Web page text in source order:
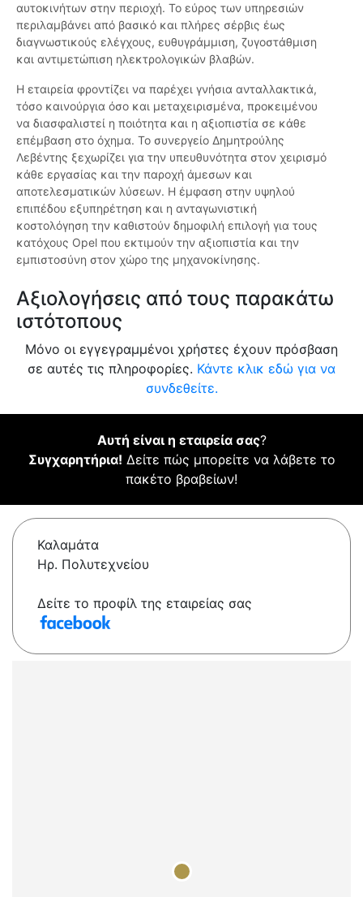
αυτοκινήτων στην περιοχή. Το εύρος των υπηρεσιών
περιλαμβάνει από βασικό και πλήρες σέρβις έως
διαγνωστικούς ελέγχους, ευθυγράμμιση, ζυγοστάθμιση
και αντιμετώπιση ηλεκτρολογικών βλαβών.
Η εταιρεία φροντίζει να παρέχει γνήσια ανταλλακτικά,
τόσο καινούργια όσο και μεταχειρισμένα, προκειμένου
να διασφαλιστεί η ποιότητα και η αξιοπιστία σε κάθε
επέμβαση στο όχημα. Το συνεργείο Δημητρούλης
Λεβέντης ξεχωρίζει για την υπευθυνότητα στον χειρισμό
κάθε εργασίας και την παροχή άμεσων και
αποτελεσματικών λύσεων. Η έμφαση στην υψηλού
επιπέδου εξυπηρέτηση και η ανταγωνιστική
κοστολόγηση την καθιστούν δημοφιλή επιλογή για τους
κατόχους Opel που εκτιμούν την αξιοπιστία και την
εμπιστοσύνη στον χώρο της μηχανοκίνησης.
Αξιολογήσεις από τους παρακάτω
ιστότοπους
Μόνο οι εγγεγραμμένοι χρήστες έχουν πρόσβαση
σε αυτές τις πληροφορίες. Κάντε κλικ εδώ για να
συνδεθείτε.
Αυτή είναι η εταιρεία σας?
Συγχαρητήρια! Δείτε πώς μπορείτε να λάβετε το
πακέτο βραβείων!
Καλαμάτα
Ηρ. Πολυτεχνείου
Δείτε το προφίλ της εταιρείας σας